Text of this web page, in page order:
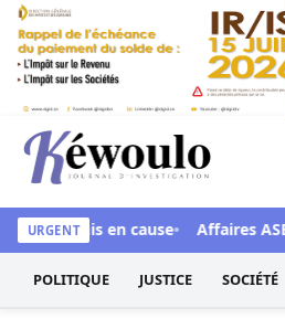
Aller au contenu
Kéwoulo, le premier site
URGENT
28 mis en cause Affaires
POLITIQUE JUSTICE SOCIÉTÉ